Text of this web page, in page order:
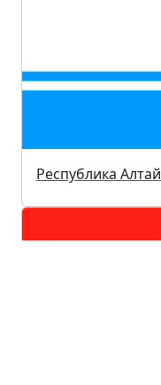
Республика Алтай